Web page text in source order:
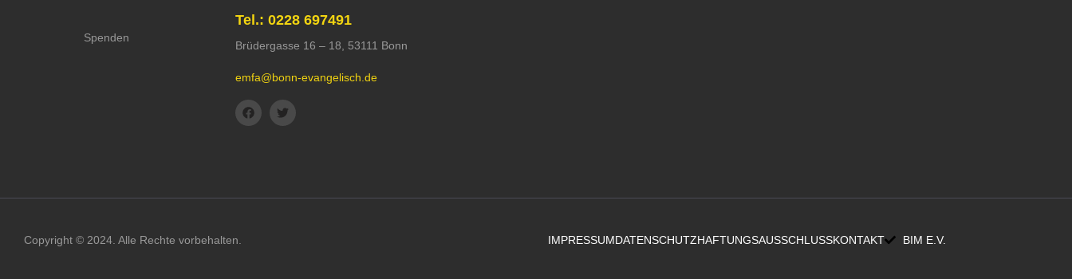
Spenden
Tel.: 0228 697491
Brüdergasse 16 – 18, 53111 Bonn
emfa@bonn-evangelisch.de
Copyright © 2024. Alle Rechte vorbehalten. IMPRESSUMDATENSCHUTZHAFTUNGSAUSSCHLUSSKONTAKT BIM E.V.